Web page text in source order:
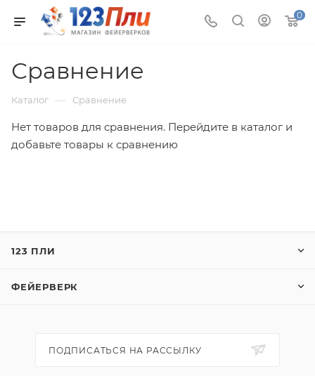
0
Сравнение
Каталог — Сравнение
Нет товаров для сравнения. Перейдите в каталог и
добавьте товары к сравнению
123 ПЛИ
ФЕЙЕРВЕРК
ПОДПИСАТЬСЯ НА РАССЫЛКУ